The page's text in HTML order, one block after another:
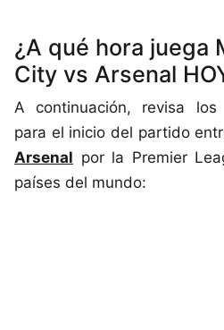
¿A qué hora juega
City vs Arsenal
A continuación, revisa los
para el inicio del partido
Arsenal por la Premier
países del mundo: